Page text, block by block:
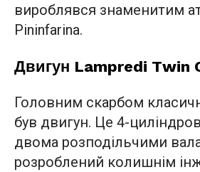
вироблявся знаменитим
Pininfarina.
Двигун Lampredi Twin
Головним скарбом
був двигун. Це 4-
двома розподільчими
розроблений колишнім